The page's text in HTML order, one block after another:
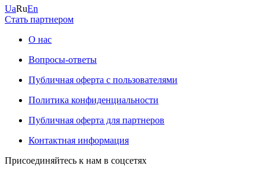
UaRuEn
Стать партнером
О нас
Вопросы-ответы
Публичная оферта с пользователями
Политика конфиденциальности
Публичная оферта для партнеров
Контактная информация
Присоединяйтесь к нам в соцсетях